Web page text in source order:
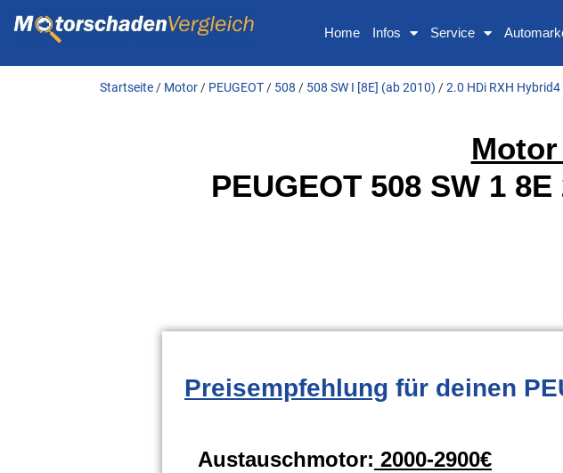
Home Infos Service
Startseite / Motor / PEUGEOT / 508 / 508 SW I [8E] (ab 2010) /2.0 HDi RXH
PEUGEOT 508 SW 1
Preisempfehlung für deinen
Austauschmotor: 2000-2900€